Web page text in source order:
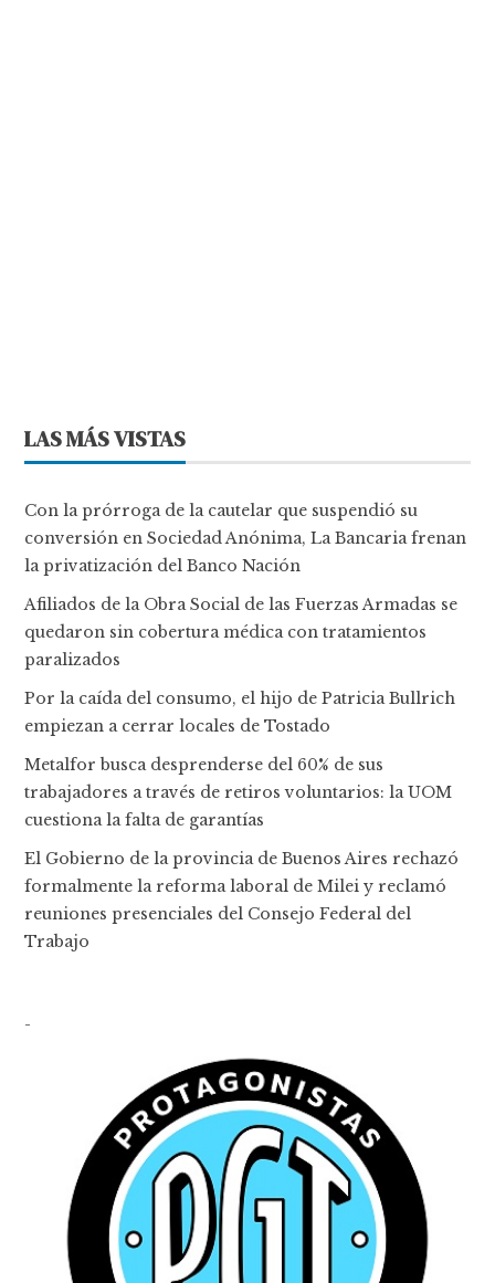
LAS MÁS VISTAS
Con la prórroga de la cautelar que suspendió su
conversión en Sociedad Anónima, La Bancaria frenan
la privatización del Banco Nación
Afiliados de la Obra Social de las Fuerzas Armadas se
quedaron sin cobertura médica con tratamientos
paralizados
Por la caída del consumo, el hijo de Patricia Bullrich
empiezan a cerrar locales de Tostado
Metalfor busca desprenderse del 60% de sus
trabajadores a través de retiros voluntarios: la UOM
cuestiona la falta de garantías
El Gobierno de la provincia de Buenos Aires rechazó
formalmente la reforma laboral de Milei y reclamó
reuniones presenciales del Consejo Federal del
Trabajo
-